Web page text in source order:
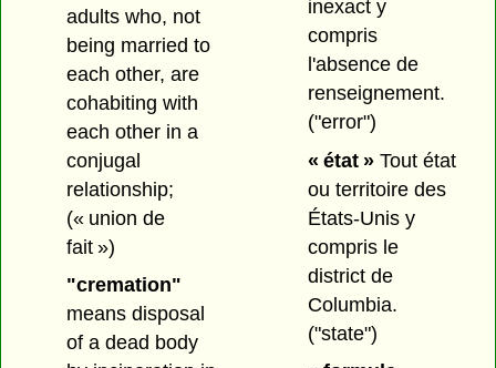
adults who, not
being married to
each other, are
cohabiting with
each other in a
conjugal
relationship;
(« union de
fait »)
"cremation"
means disposal
of a dead body
inexact y
compris
l'absence de
renseignement.
("error")
« état »Tout état
ou territoire des
États-Unis y
compris le
district de
Columbia.
("state")